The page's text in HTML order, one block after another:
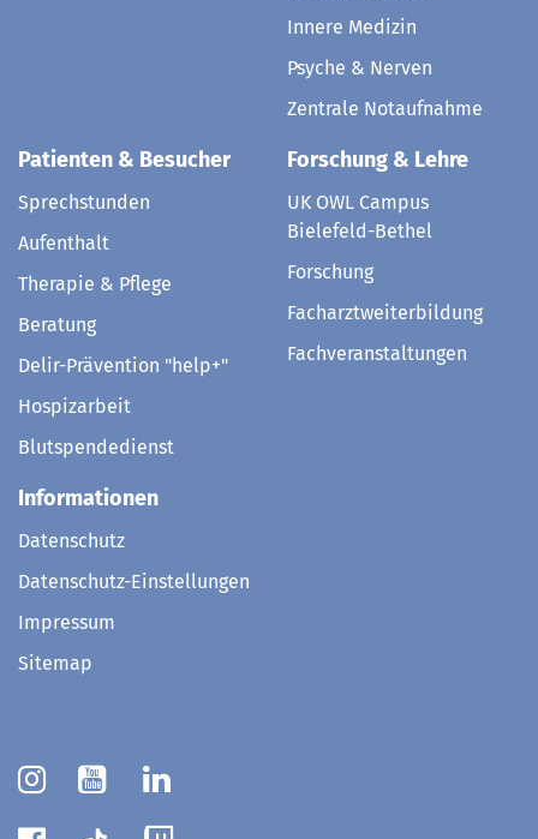
Innere Medizin
Psyche & Nerven
Zentrale Notaufnahme
Patienten & Besucher
Sprechstunden
Aufenthalt
Therapie & Pflege
Beratung
Delir-Prävention "help+"
Hospizarbeit
Blutspendedienst
Forschung & Lehre
UK OWL Campus
Bielefeld-Bethel
Forschung
Facharztweiterbildung
Fachveranstaltungen
Informationen
Datenschutz
Datenschutz-Einstellungen
Impressum
Sitemap